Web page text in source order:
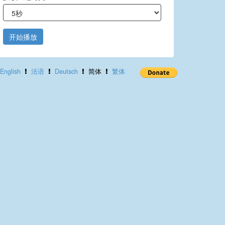
开始播放
English 法语 Deutsch 简体 繁体